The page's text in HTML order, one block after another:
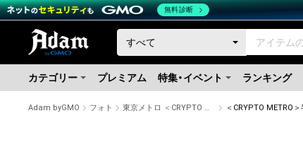
カテゴリー プレミアム 特集・イベント ランキング
Adam byGMO フォト 東京メトロ ＜CRYPTO METRO＞
無料診断